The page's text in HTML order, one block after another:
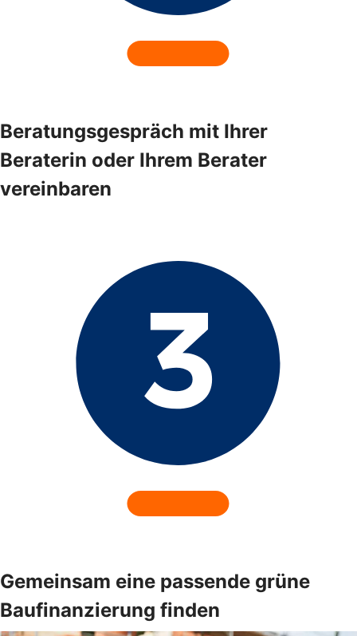
Beratungsgespräch mit Ihrer
Beraterin oder Ihrem Berater
vereinbaren
Gemeinsam eine passende grüne
Baufinanzierung finden